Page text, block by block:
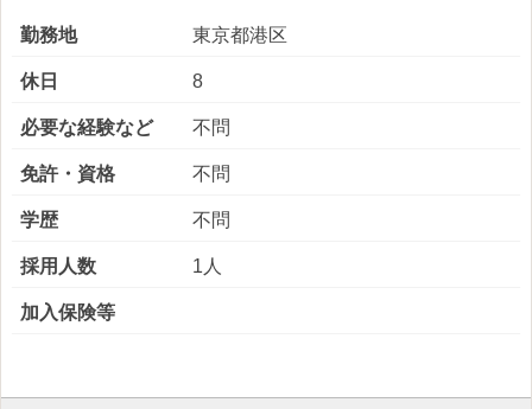
勤務地 東京都港区
休日 8
必要な経験など 不問
免許・資格 不問
学歴 不問
採用人数 1人
加入保険等